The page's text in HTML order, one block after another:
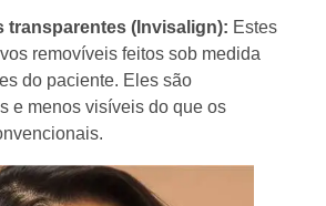
transparentes (Invisalign): Estes
removíveis feitos sob medida
do paciente. Eles são
e menos visíveis do que os